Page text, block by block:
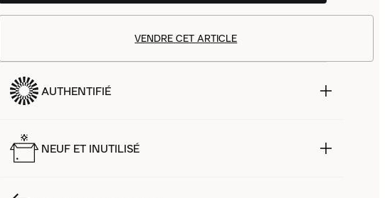
VENDRE CET ARTICLE
AUTHENTIFIÉ
NEUF ET INUTILISÉ